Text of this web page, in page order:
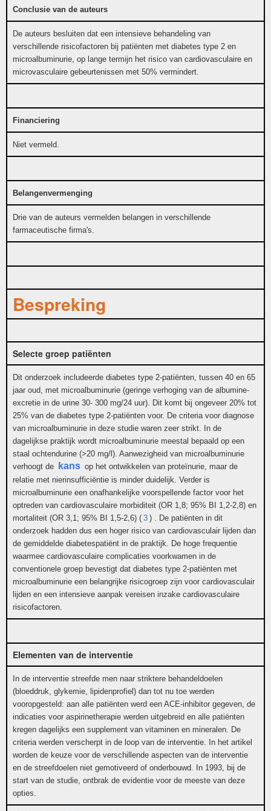
Conclusie van de auteurs
De auteurs besluiten dat een intensieve behandeling van
verschillende risicofactoren bij patiënten met diabetes type 2 en
microalbuminurie, op lange termijn het risico van cardiovasculaire en
microvasculaire gebeurtenissen met 50% vermindert.
Financiering
Niet vermeld.
Belangenvermenging
Drie van de auteurs vermelden belangen in verschillende
farmaceutische firma's.
Bespreking
Selecte groep patiënten
Dit onderzoek includeerde diabetes type 2-patiënten, tussen 40 en 65
jaar oud, met microalbuminurie (geringe verhoging van de albumine-
excretie in de urine 30- 300 mg/24 uur). Dit komt bij ongeveer 20% tot
25% van de diabetes type 2-patiënten voor. De criteria voor diagnose
van microalbuminurie in deze studie waren zeer strikt. In de
dagelijkse praktijk wordt microalbuminurie meestal bepaald op een
staal ochtendurine (>20 mg/l). Aanwezigheid van microalbuminurie
verhoogt de
kans op het ontwikkelen van proteïnurie, maar de
relatie met nierinsufficiëntie is minder duidelijk. Verder is
microalbuminurie een onafhankelijke voorspellende factor voor het
optreden van cardiovasculaire morbiditeit (OR 1,8; 95% BI 1,2-2,8) en
mortaliteit (OR 3,1; 95% BI 1,5-2,6) ( 3 ) . De patiënten in dit
onderzoek hadden dus een hoger risico van cardiovasculair lijden dan
de gemiddelde diabetespatiënt in de praktijk. De hoge frequentie
waarmee cardiovasculaire complicaties voorkwamen in de
conventionele groep bevestigt dat diabetes type 2-patiënten met
microalbuminurie een belangrijke risicogroep zijn voor cardiovasculair
lijden en een intensieve aanpak vereisen inzake cardiovasculaire
risicofactoren.
Elementen van de interventie
In de interventie streefde men naar striktere behandeldoelen
(bloeddruk, glykemie, lipidenprofiel) dan tot nu toe werden
vooropgesteld: aan alle patiënten werd een ACE-inhibitor gegeven, de
indicaties voor aspirinetherapie werden uitgebreid en alle patiënten
kregen dagelijks een supplement van vitaminen en mineralen. De
criteria werden verscherpt in de loop van de interventie. In het artikel
worden de keuze voor de verschillende aspecten van de interventie
en de streefdoelen niet gemotiveerd of onderbouwd. In 1993, bij de
start van de studie, ontbrak de evidentie voor de meeste van deze
opties.